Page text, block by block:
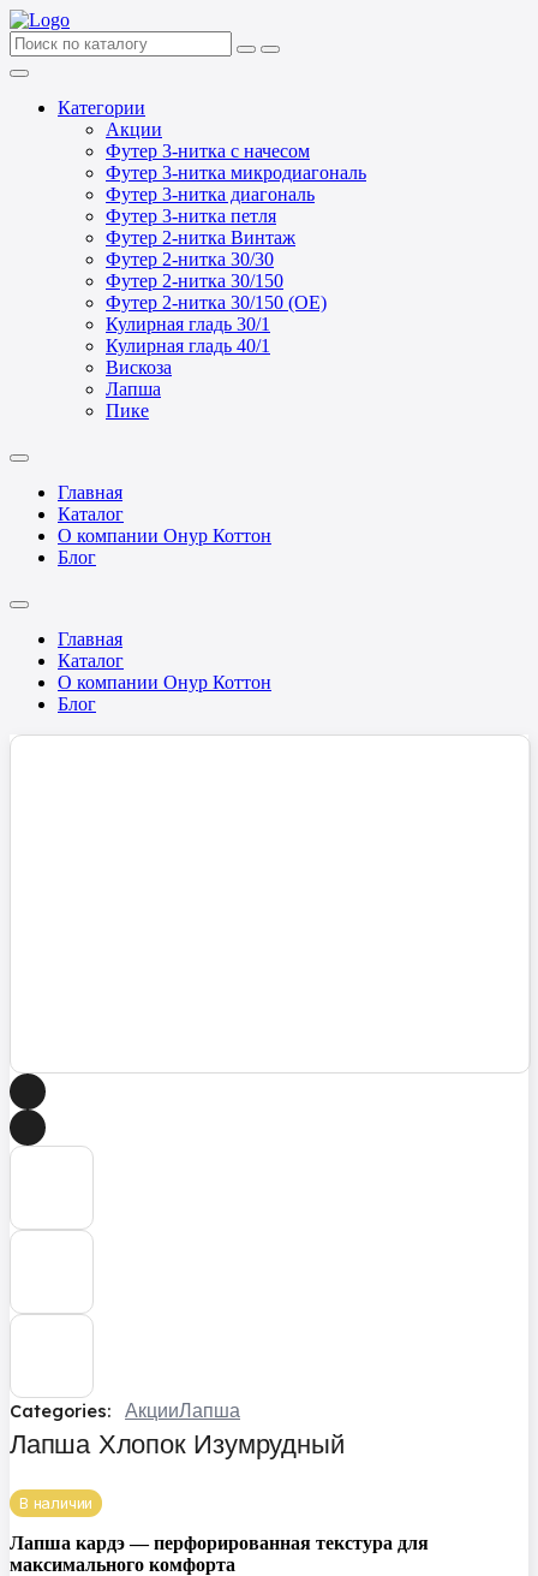
Категории
Акции
Футер 3-нитка с начесом
Футер 3-нитка микродиагональ
Футер 3-нитка диагональ
Футер 3-нитка петля
Футер 2-нитка Винтаж
Футер 2-нитка 30/30
Футер 2-нитка 30/150
Футер 2-нитка 30/150 (ОЕ)
Кулирная гладь 30/1
Кулирная гладь 40/1
Вискоза
Лапша
Пике
Главная
Каталог
О компании Онур Коттон
Блог
Главная
Каталог
О компании Онур Коттон
Блог
Categories: АкцииЛапша
Лапша Хлопок Изумрудный
В наличии
Лапша кардэ — перфорированная текстура для
максимального комфорта